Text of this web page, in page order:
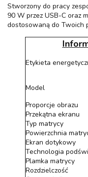
Stworzony do pracy
90 W przez USB-C oraz
dostosowaną do Twoich
Etykieta
Model
Proporcje obrazu
Przekątna ekranu
Typ matrycy
Powierzchnia
Ekran dotykowy
Technologia
Plamka matrycy
Rozdzielczość